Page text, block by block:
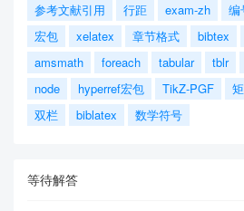
参考文献引用
行距 exam-zh 编
宏包
xelatex 章节格式 bibtex
amsmath
foreach tabular tblr
node
hyperref宏包 TikZ-PGF
双栏
biblatex 数学符号
等待解答